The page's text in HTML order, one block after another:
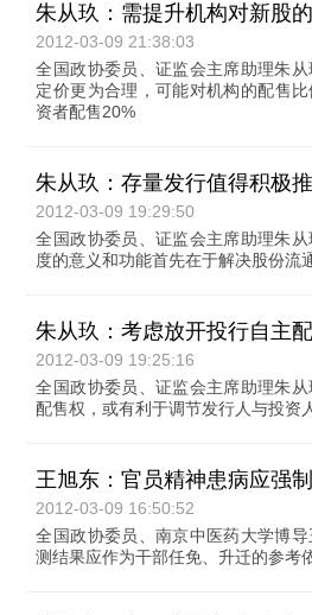
朱从玖：需提升机构对新股
2012-03-09 21:38:03
全国政协委员、证监会主席助理朱
定价更为合理，可能对机构的配售
资者配售20%
朱从玖：存量发行值得积极
2012-03-09 19:29:50
全国政协委员、证监会主席助理朱
度的意义和功能首先在于解决股份流
朱从玖：考虑放开投行自主
2012-03-09 19:25:16
全国政协委员、证监会主席助理朱
配售权，或有利于调节发行人与投资
王旭东：官员精神患病应强
2012-03-09 16:50:52
全国政协委员、南京中医药大学博
测结果应作为干部任免、升迁的参考